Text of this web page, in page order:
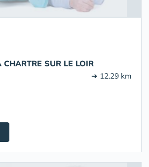
SUR LE LOIR
➔ 12.29 km